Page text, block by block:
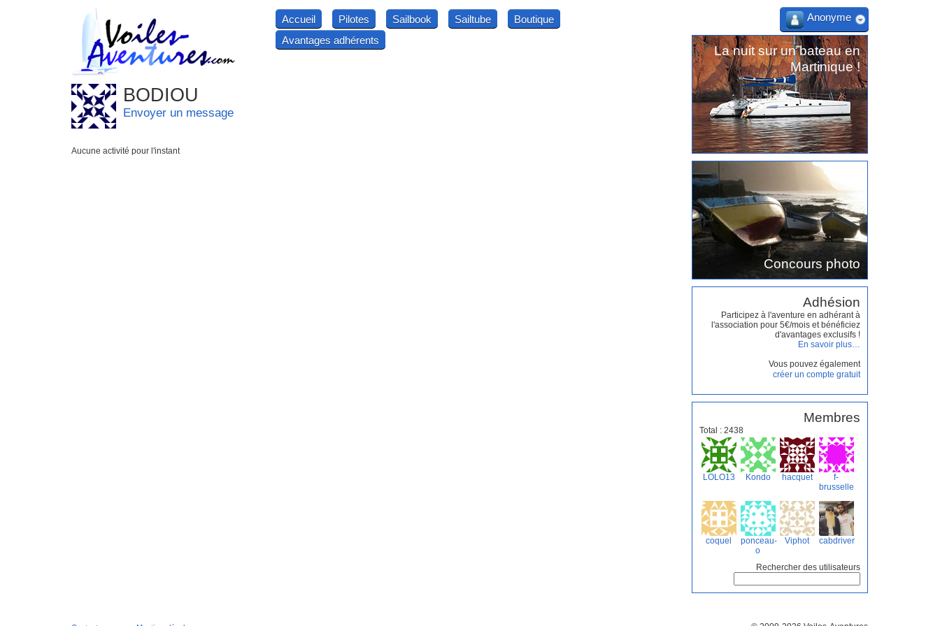
Accueil Pilotes Sailbook Sailtube
Boutique
Avantages adhérents
BODIOU
Envoyer un message
Aucune activité pour l'instant
La nuit sur un bateau en
Martinique !
Concours photo
Adhésion
Participez à l'aventure en adhérant à
l'association pour 5€/mois et bénéficiez
d'avantages exclusifs !
En savoir plus…
Vous pouvez également
créer un compte gratuit
Membres
Total : 2438
LOLO13 Kondo hacquet
f-
brusselle
coquel
ponceau-
o
Viphot cabdriver
Rechercher des utilisateurs
Anonyme